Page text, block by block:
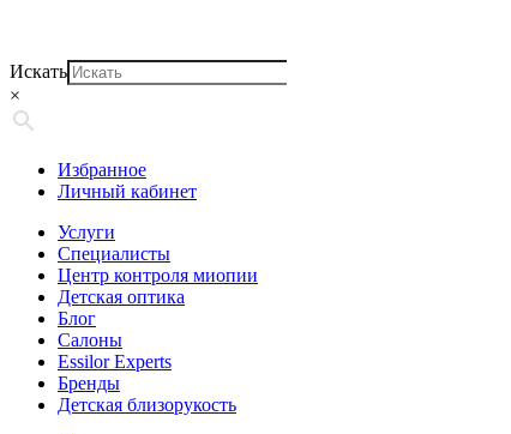
Искать
×
Избранное
Личный кабинет
Услуги
Специалисты
Центр контроля миопии
Детская оптика
Блог
Салоны
Essilor Experts
Бренды
Детская близорукость